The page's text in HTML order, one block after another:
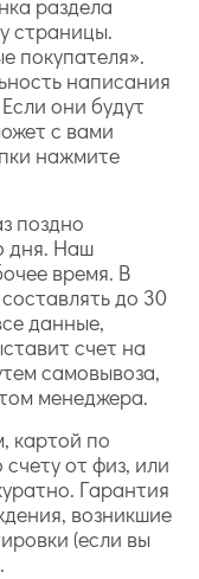
раздела
страницы.
покупателя».
написания
они будут
с вами
нажмите
поздно
дня. Наш
время. В
до 30
данные,
счет на
самовывоза,
менеджера.
картой по
от физ, или
Гарантия
возникшие
(если вы